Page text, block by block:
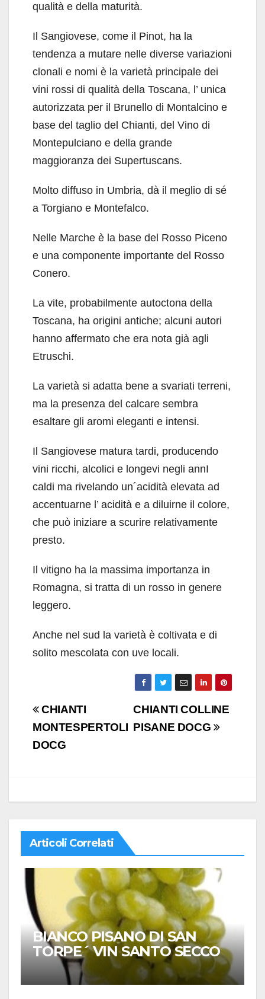
qualità e della maturità.
Il Sangiovese, come il Pinot, ha la
tendenza a mutare nelle diverse variazioni
clonali e nomi è la varietà principale dei
vini rossi di qualità della Toscana, l’ unica
autorizzata per il Brunello di Montalcino e
base del taglio del Chianti, del Vino di
Montepulciano e della grande
maggioranza dei Supertuscans.
Molto diffuso in Umbria, dà il meglio di sé
a Torgiano e Montefalco.
Nelle Marche è la base del Rosso Piceno
e una componente importante del Rosso
Conero.
La vite, probabilmente autoctona della
Toscana, ha origini antiche; alcuni autori
hanno affermato che era nota già agli
Etruschi.
La varietà si adatta bene a svariati terreni,
ma la presenza del calcare sembra
esaltare gli aromi eleganti e intensi.
Il Sangiovese matura tardi, producendo
vini ricchi, alcolici e longevi negli annI
caldi ma rivelando un´acidità elevata ad
accentuarne l’ acidità e a diluirne il colore,
che può iniziare a scurire relativamente
presto.
Il vitigno ha la massima importanza in
Romagna, si tratta di un rosso in genere
leggero.
Anche nel sud la varietà è coltivata e di
solito mescolata con uve locali.
Navigazione
articoli
CHIANTI COLLINE
PISANE DOCG
CHIANTI
MONTESPERTOLI
DOCG
Articoli Correlati
BIANCO PISANO DI SAN
TORPE´ VIN SANTO SECCO